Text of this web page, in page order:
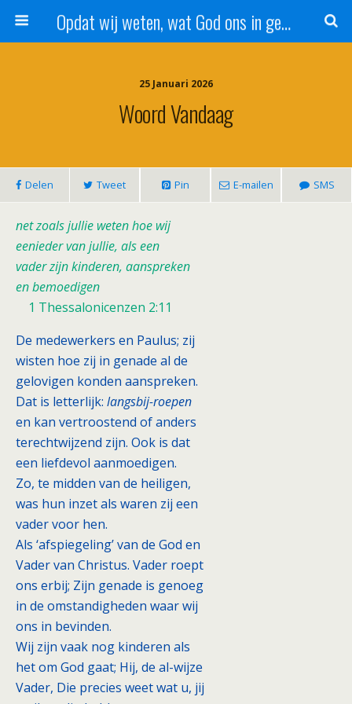
Opdat wij weten, wat God ons in genade schenkt!
25 Januari 2026
Woord Vandaag
Delen Tweet Pin E-mailen SMS
net zoals jullie weten hoe wij
eenieder van jullie, als een
vader zijn kinderen, aanspreken
en bemoedigen
1 Thessalonicenzen 2:11
De medewerkers en Paulus; zij
wisten hoe zij in genade al de
gelovigen konden aanspreken.
Dat is letterlijk: langsbij-roepen
en kan vertroostend of anders
terechtwijzend zijn. Ook is dat
een liefdevol aanmoedigen.
Zo, te midden van de heiligen,
was hun inzet als waren zij een
vader voor hen.
Als ‘afspiegeling’ van de God en
Vader van Christus. Vader roept
ons erbij; Zijn genade is genoeg
in de omstandigheden waar wij
ons in bevinden.
Wij zijn vaak nog kinderen als
het om God gaat; Hij, de al-wijze
Vader, Die precies weet wat u, jij